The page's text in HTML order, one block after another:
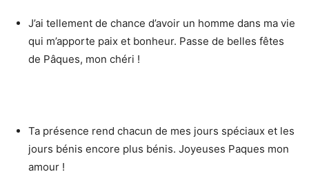
J’ai tellement de chance d’avoir un homme dans ma vie
qui m’apporte paix et bonheur. Passe de belles fêtes
de Pâques, mon chéri !
Ta présence rend chacun de mes jours spéciaux et les
jours bénis encore plus bénis. Joyeuses Paques mon
amour !